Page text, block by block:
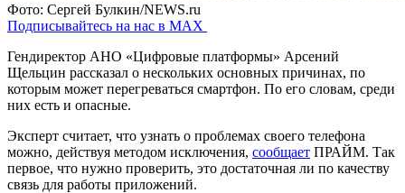
Фото: Сергей Булкин/NEWS.ru
Подписывайтесь на нас в MAX
Гендиректор АНО «Цифровые платформы» Арсений
Щельцин рассказал о нескольких основных причинах, по
которым может перегреваться смартфон. По его словам, среди
них есть и опасные.
Эксперт считает, что узнать о проблемах своего телефона
можно, действуя методом исключения, сообщает ПРАЙМ. Так
первое, что нужно проверить, это достаточная ли по качеству
связь для работы приложений.